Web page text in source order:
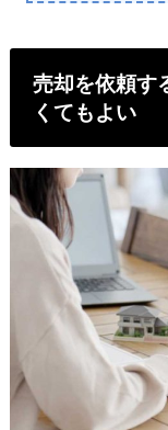
売却を依頼す
くてもよい